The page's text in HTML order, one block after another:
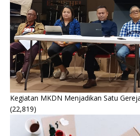
Kegiatan MKDN Menjadikan Satu
(22,819)